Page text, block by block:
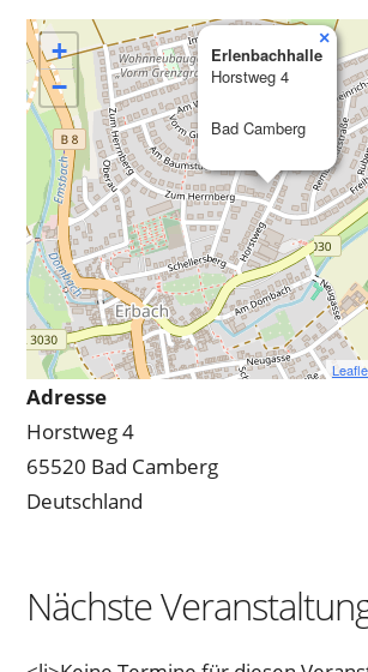
Erlenbachhalle
Horstweg 4
Bad Camberg
×
+
−
Adresse
Horstweg 4
65520 Bad Camberg
Deutschland
Nächste